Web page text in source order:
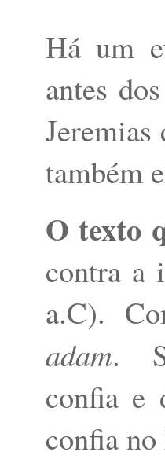
Há um
antes
também
O texto
contra a
a.C).
adam.
confia e
confia